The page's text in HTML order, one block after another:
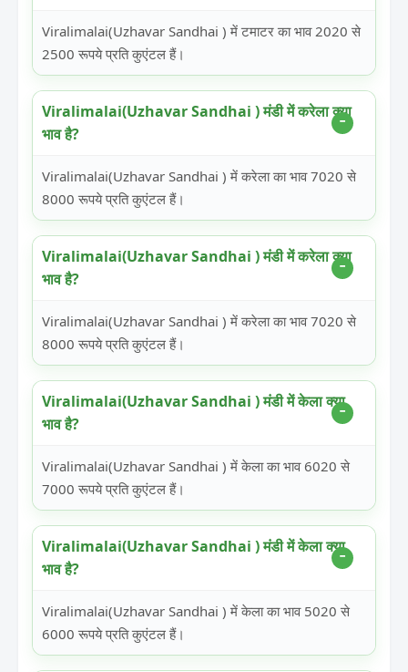
Viralimalai(Uzhavar Sandhai ) में टमाटर का भाव 2020 से
2500 रूपये प्रति कुएंटल हैं।
Viralimalai(Uzhavar Sandhai ) मंडी में करेला क्या
भाव है?
Viralimalai(Uzhavar Sandhai ) में करेला का भाव 7020 से
8000 रूपये प्रति कुएंटल हैं।
Viralimalai(Uzhavar Sandhai ) मंडी में करेला क्या
भाव है?
Viralimalai(Uzhavar Sandhai ) में करेला का भाव 7020 से
8000 रूपये प्रति कुएंटल हैं।
Viralimalai(Uzhavar Sandhai ) मंडी में केला क्या
भाव है?
Viralimalai(Uzhavar Sandhai ) में केला का भाव 6020 से
7000 रूपये प्रति कुएंटल हैं।
Viralimalai(Uzhavar Sandhai ) मंडी में केला क्या
भाव है?
Viralimalai(Uzhavar Sandhai ) में केला का भाव 5020 से
6000 रूपये प्रति कुएंटल हैं।